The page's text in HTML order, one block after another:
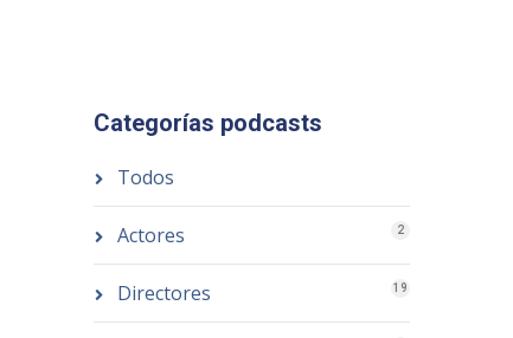
Categorías podcasts
Todos
Actores 2
Directores 19